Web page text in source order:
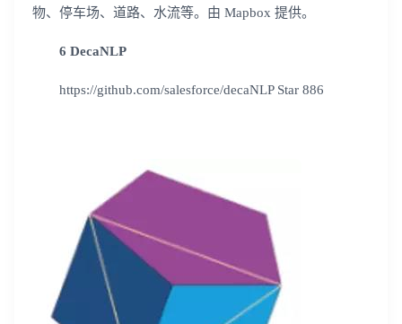
物、停车场、道路、水流等。由 Mapbox 提供。
6 DecaNLP
https://github.com/salesforce/decaNLP Star 886